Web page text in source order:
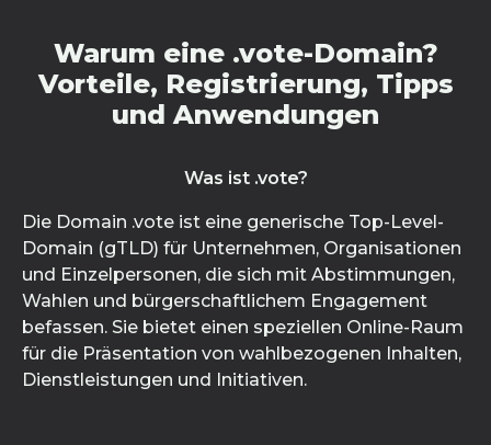
Warum eine .vote-Domain?
Vorteile, Registrierung, Tipps
und Anwendungen
Was ist .vote?
Die Domain .vote ist eine generische Top-Level-
Domain (gTLD) für Unternehmen, Organisationen
und Einzelpersonen, die sich mit Abstimmungen,
Wahlen und bürgerschaftlichem Engagement
befassen. Sie bietet einen speziellen Online-Raum
für die Präsentation von wahlbezogenen Inhalten,
Dienstleistungen und Initiativen.